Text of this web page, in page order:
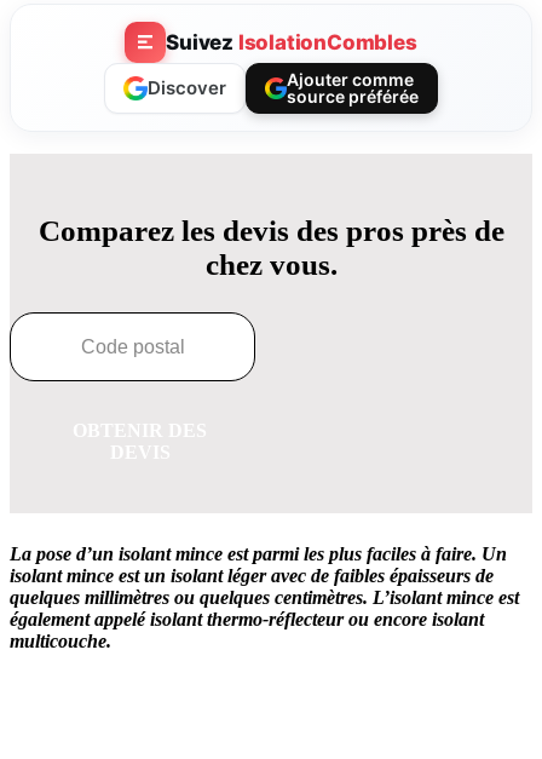
Suivez IsolationCombles
Discover
Ajouter comme
source préférée
Comparez les devis des pros près de
chez vous.
La pose d’un isolant mince est parmi les plus faciles à faire. Un
isolant mince est un isolant léger avec de faibles épaisseurs de
quelques millimètres ou quelques centimètres. L’isolant mince est
également appelé isolant thermo-réflecteur ou encore isolant
multicouche.